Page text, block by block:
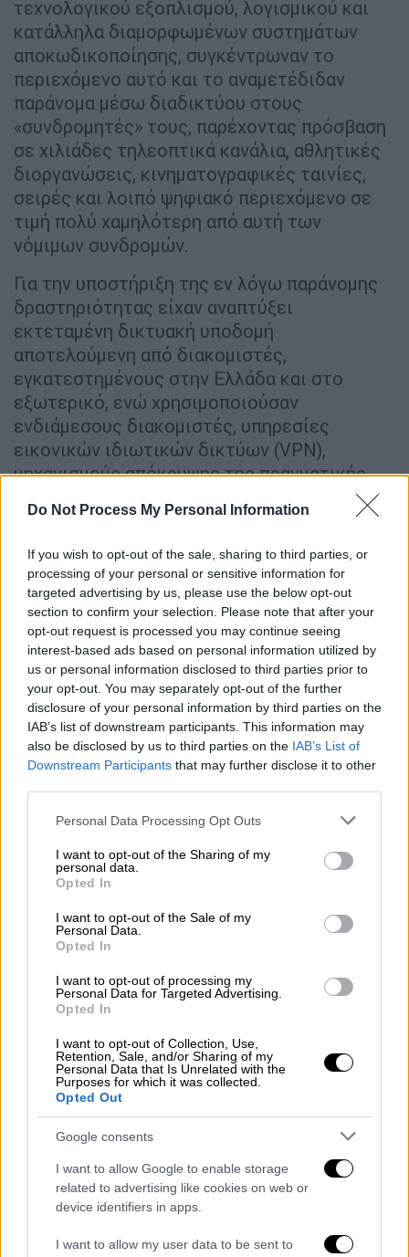
Do Not Process My Personal Information
If you wish to opt-out of the sale, sharing to third parties, or
processing of your personal or sensitive information for
targeted advertising by us, please use the below opt-out
section to confirm your selection. Please note that after your
opt-out request is processed you may continue seeing
interest-based ads based on personal information utilized by
us or personal information disclosed to third parties prior to
your opt-out. You may separately opt-out of the further
disclosure of your personal information by third parties on the
IAB’s list of downstream participants. This information may
also be disclosed by us to third parties on the IAB’s List of
Downstream Participants that may further disclose it to other
Please note that this website/app uses one or more Google
not limited to your visit or usage behaviour. You may click to
grant or deny consent to Google and its third-party tags to
use your data for below specified purposes in below Google
consent section.
Personal Data Processing Opt Outs
I want to opt-out of the Sharing of my
personal data.
Opted In
I want to opt-out of the Sale of my
Personal Data.
Opted In
I want to opt-out of processing my
Personal Data for Targeted Advertising.
Opted In
I want to opt-out of Collection, Use,
Retention, Sale, and/or Sharing of my
Personal Data that Is Unrelated with the
Purposes for which it was collected.
Opted Out
Google consents
I want to allow Google to enable storage
related to advertising like cookies on web or
device identifiers in apps.
I want to allow my user data to be sent to
τεχνολογικού εξοπλισμού, λογισμικού και
κατάλληλα διαμορφωμένων συστημάτων
αποκωδικοποίησης, συγκέντρωναν το
περιεχόμενο αυτό και το αναμετέδιδαν
παράνομα μέσω διαδικτύου στους
«συνδρομητές» τους, παρέχοντας πρόσβαση
σε χιλιάδες τηλεοπτικά κανάλια, αθλητικές
διοργανώσεις, κινηματογραφικές ταινίες,
σειρές και λοιπό ψηφιακό περιεχόμενο σε
τιμή πολύ χαμηλότερη από αυτή των
νόμιμων συνδρομών.
Για την υποστήριξη της εν λόγω παράνομης
δραστηριότητας είχαν αναπτύξει
εκτεταμένη δικτυακή υποδομή
αποτελούμενη από διακομιστές,
εγκατεστημένους στην Ελλάδα και στο
εξωτερικό, ενώ χρησιμοποιούσαν
ενδιάμεσους διακομιστές, υπηρεσίες
εικονικών ιδιωτικών δικτύων (VPN),
μηχανισμούς απόκρυψης της πραγματικής
τοποθεσίας των συστημάτων τους, καθώς
και συστηματική εναλλαγή διαδικτυακών
διευθύνσεων και ονομάτων τομέων
(domains), προκειμένου να δυσχεραίνουν τον
εντοπισμό τους και να παρακάμπτουν τα
μέτρα αποκλεισμού που εφαρμόζονται από
τις αρμόδιες Αρχές και τους νόμιμους
παρόχους.
Παράλληλα, η οργάνωση διέθετε κεντρικό
σύστημα διαχείρισης συνδρομητών, μέσω
του οποίου πραγματοποιούνταν η
καταχώριση νέων πελατών, η ενεργοποίηση
και ανανέωση συνδρομών, η διαχείριση των
λογαριασμών χρηστών και η παρακολούθηση